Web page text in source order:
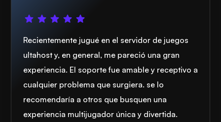
Recientemente jugué en el servidor de juegos
ultahost y, en general, me pareció una gran
experiencia. El soporte fue amable y receptivo a
cualquier problema que surgiera. se lo
recomendaría a otros que busquen una
experiencia multijugador única y divertida.